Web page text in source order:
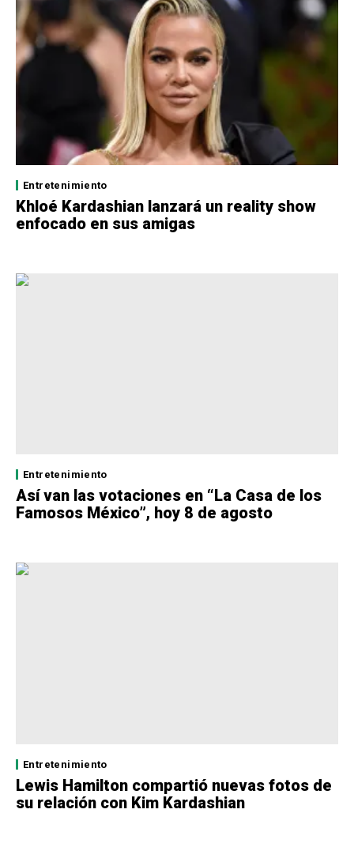
Entretenimiento
Khloé Kardashian lanzará un reality show
enfocado en sus amigas
Entretenimiento
Así van las votaciones en “La Casa de los
Famosos México”, hoy 8 de agosto
Entretenimiento
Lewis Hamilton compartió nuevas fotos de
su relación con Kim Kardashian